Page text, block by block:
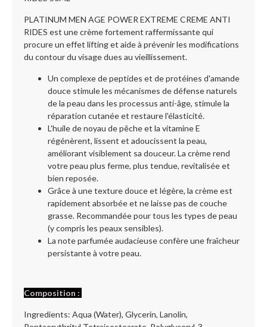
PLATINUM MEN AGE POWER EXTREME CREME ANTI
RIDES est une crème fortement raffermissante qui
procure un effet lifting et aide à prévenir les modifications
du contour du visage dues au vieillissement.
Un complexe de peptides et de protéines d'amande
douce stimule les mécanismes de défense naturels
de la peau dans les processus anti-âge, stimule la
réparation cutanée et restaure l'élasticité.
L'huile de noyau de pêche et la vitamine E
régénèrent, lissent et adoucissent la peau,
améliorant visiblement sa douceur. La crème rend
votre peau plus ferme, plus tendue, revitalisée et
bien reposée.
Grâce à une texture douce et légère, la crème est
rapidement absorbée et ne laisse pas de couche
grasse. Recommandée pour tous les types de peau
(y compris les peaux sensibles).
La note parfumée audacieuse confère une fraîcheur
persistante à votre peau.
Composition :
Ingredients: Aqua (Water), Glycerin, Lanolin,